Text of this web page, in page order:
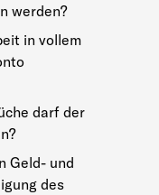
werden?
in vollem
darf der
Geld- und
des